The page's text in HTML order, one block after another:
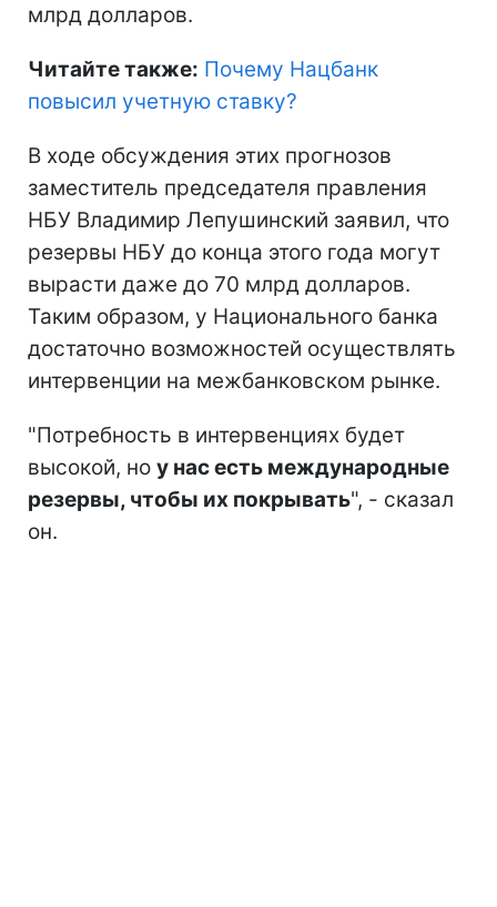
млрд долларов.
Читайте также: Почему Нацбанк
повысил учетную ставку?
В ходе обсуждения этих прогнозов
заместитель председателя правления
НБУ Владимир Лепушинский заявил, что
резервы НБУ до конца этого года могут
вырасти даже до 70 млрд долларов.
Таким образом, у Национального банка
достаточно возможностей осуществлять
интервенции на межбанковском рынке.
"Потребность в интервенциях будет
высокой, но у нас есть международные
резервы, чтобы их покрывать", - сказал
он.